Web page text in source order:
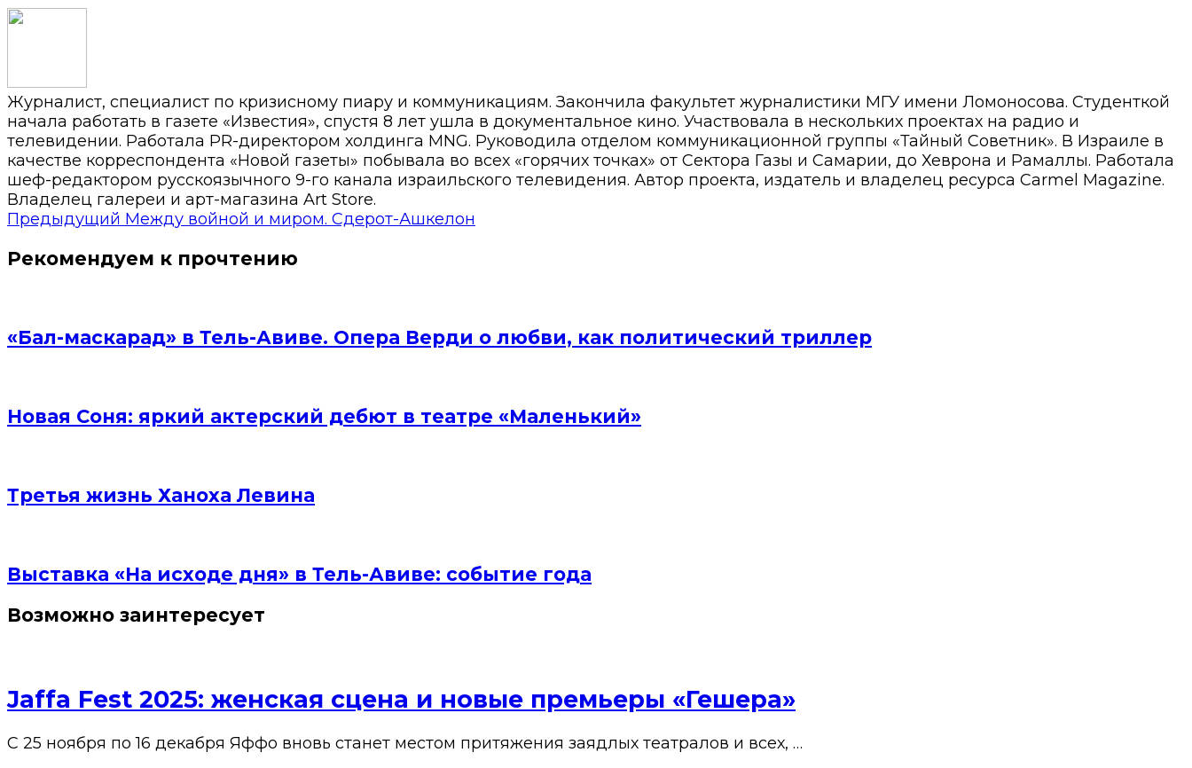
Журналист, специалист по кризисному пиару и коммуникациям. Закончила факультет журналистики МГУ имени Ломоносова. Студенткой
начала работать в газете «Известия», спустя 8 лет ушла в документальное кино. Участвовала в нескольких проектах на радио и
телевидении. Работала PR-директором холдинга MNG. Руководила отделом коммуникационной группы «Тайный Советник». В Израиле в
качестве корреспондента «Новой газеты» побывала во всех «горячих точках» от Сектора Газы и Самарии, до Хеврона и Рамаллы. Работала
шеф-редактором русскоязычного 9-го канала израильского телевидения. Автор проекта, издатель и владелец ресурса Carmel Magazine.
Владелец галереи и арт-магазина Art Store.
Предыдущий Между войной и миром. Сдерот-Ашкелон
Рекомендуем к прочтению
«Бал-маскарад» в Тель-Авиве. Опера Верди о любви, как политический триллер
Новая Соня: яркий актерский дебют в театре «Маленький»
Третья жизнь Ханоха Левина
Выставка «На исходе дня» в Тель-Авиве: событие года
Возможно заинтересует
Jaffa Fest 2025: женская сцена и новые премьеры «Гешера»
С 25 ноября по 16 декабря Яффо вновь станет местом притяжения заядлых театралов и всех, …